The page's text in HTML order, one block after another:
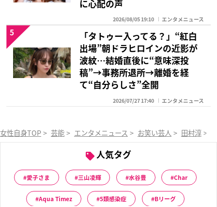
に心配の声
2026/08/05 19:10 エンタメニュース
「タトゥー入ってる？」“紅白
出場”朝ドラヒロインの近影が
波紋…結婚直後に“意味深投
稿”→事務所退所→離婚を経
て“自分らしさ”全開
2026/07/27 17:40 エンタメニュース
5
女性自身TOP > 芸能 > エンタメニュース > お笑い芸人 > 田村淳 >
人気タグ
愛子さま 三山凌輝 水谷豊 Char
Aqua Timez 5類感染症 Bリーグ